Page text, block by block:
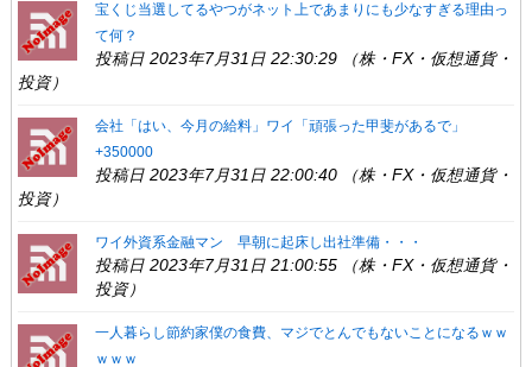
宝くじ当選してるやつがネット上であまりにも少なすぎる理由っ
て何？
投稿日 2023年7月31日 22:30:29 （株・FX・仮想通貨・
投資）
会社「はい、今月の給料」ワイ「頑張った甲斐があるで」
+350000
投稿日 2023年7月31日 22:00:40 （株・FX・仮想通貨・
投資）
ワイ外資系金融マン 早朝に起床し出社準備・・・
投稿日 2023年7月31日 21:00:55 （株・FX・仮想通貨・
投資）
一人暮らし節約家僕の食費、マジでとんでもないことになるｗｗ
ｗｗｗ